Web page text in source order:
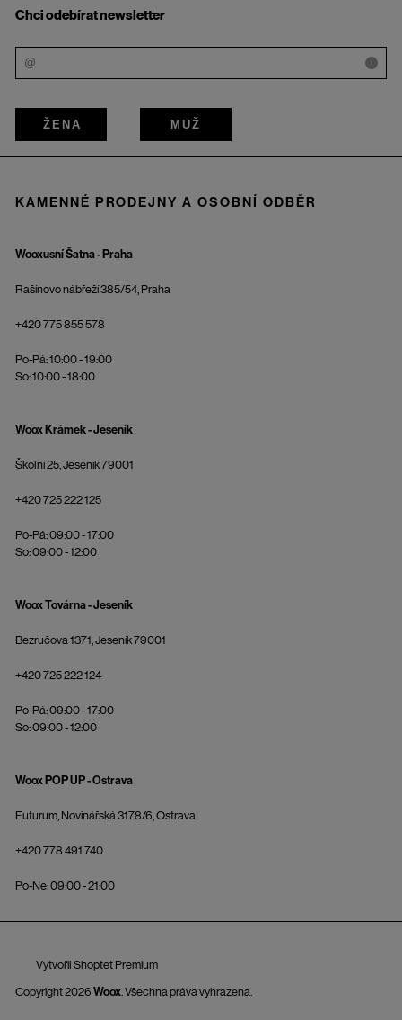
Chci odebírat newsletter
i
ŽENA MUŽ
KAMENNÉ PRODEJNY A OSOBNÍ ODBĚR
Wooxusní Šatna - Praha
Rašínovo nábřeží 385/54, Praha
+420 775 855 578
Po-Pá: 10:00 - 19:00
So: 10:00 - 18:00
Woox Krámek - Jeseník
Školní 25, Jeseník 79001
+420 725 222 125
Po-Pá: 09:00 - 17:00
So: 09:00 - 12:00
Woox Továrna - Jeseník
Bezručova 1371, Jeseník 79001
+420 725 222 124
Po-Pá: 09:00 - 17:00
So: 09:00 - 12:00
Woox POP UP - Ostrava
Futurum, Novinářská 3178/6, Ostrava
+420 778 491 740
Po-Ne: 09:00 - 21:00
Vytvořil Shoptet Premium
Copyright 2026 Woox . Všechna práva vyhrazena.